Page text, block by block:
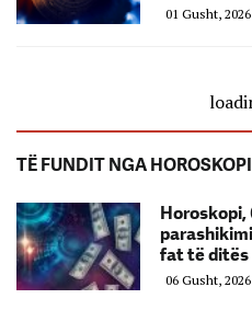
01 Gusht, 2026
TË FUNDIT NGA HOROSKOPI
Horoskopi,
fat të ditës
06 Gusht, 2026